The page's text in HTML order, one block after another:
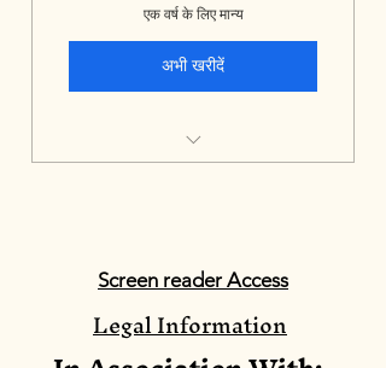
एक वर्ष के लिए मान्य
अभी खरीदें
Includes "DL0033-
Screen reader Access
Legal Information